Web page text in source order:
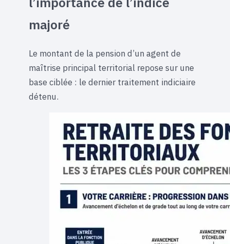
majoré
Le montant de la pension d’un agent de
maîtrise principal territorial repose sur une
base ciblée : le dernier traitement indiciaire
détenu.